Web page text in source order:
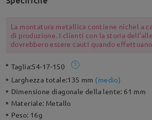
La montatura metallica contiene nichel a
di produzione. I clienti con la storia
dovrebbero essere cauti quando
Taglia:54-17-150
Larghezza totale:135 mm (medio)
Dimensione diagonale della lente: 61 mm
Materiale: Metallo
Peso: 16g